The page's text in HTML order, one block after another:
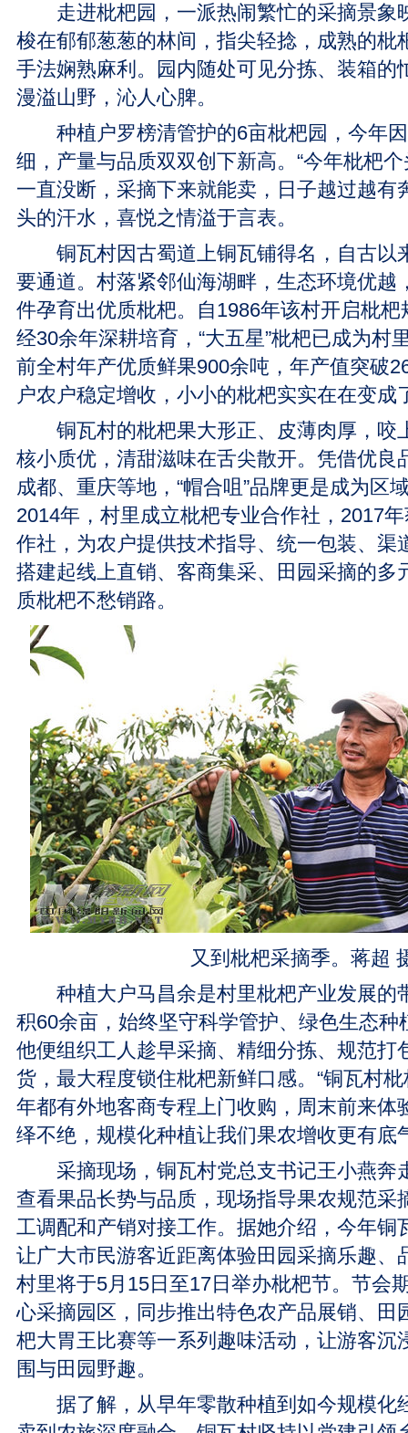
走进枇杷园，一派热闹繁忙的采摘景象
梭在郁郁葱葱的林间，指尖轻捻，成熟的枇
手法娴熟麻利。园内随处可见分拣、装箱的
漫溢山野，沁人心脾。
种植户罗榜清管护的6亩枇杷园，今年因
细，产量与品质双双创下新高。“今年枇杷
一直没断，采摘下来就能卖，日子越过越有
头的汗水，喜悦之情溢于言表。
铜瓦村因古蜀道上铜瓦铺得名，自古以
要通道。村落紧邻仙海湖畔，生态环境优越
件孕育出优质枇杷。自1986年该村开启枇
经30余年深耕培育，“大五星”枇杷已成为村
前全村年产优质鲜果900余吨，年产值突破
户农户稳定增收，小小的枇杷实实在在变成
铜瓦村的枇杷果大形正、皮薄肉厚，咬
核小质优，清甜滋味在舌尖散开。凭借优良
成都、重庆等地，“帽合咀”品牌更是成为区
2014年，村里成立枇杷专业合作社，2017
作社，为农户提供技术指导、统一包装、渠
搭建起线上直销、客商集采、田园采摘的多
质枇杷不愁销路。
又到枇杷采摘季。蒋超
种植大户马昌余是村里枇杷产业发展的
积60余亩，始终坚守科学管护、绿色生态种
他便组织工人趁早采摘、精细分拣、规范打
货，最大程度锁住枇杷新鲜口感。“铜瓦村
年都有外地客商专程上门收购，周末前来体
绎不绝，规模化种植让我们果农增收更有底
采摘现场，铜瓦村党总支书记王小燕奔
查看果品长势与品质，现场指导果农规范采
工调配和产销对接工作。据她介绍，今年铜
让广大市民游客近距离体验田园采摘乐趣、
村里将于5月15日至17日举办枇杷节。节会
心采摘园区，同步推出特色农产品展销、田
杷大胃王比赛等一系列趣味活动，让游客沉
围与田园野趣。
据了解，从早年零散种植到如今规模化